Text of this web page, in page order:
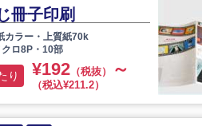
冊子印刷
カラー・上質紙70k
ロ8P・10部
り ¥192 （税抜） ～
（税込¥211.2）